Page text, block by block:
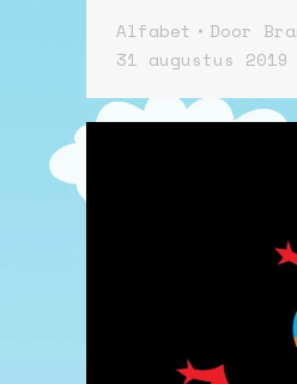
Alfabet Door
31 augustus 2019